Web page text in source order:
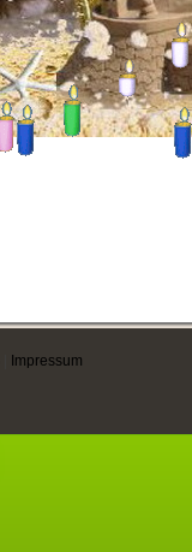
Impressum